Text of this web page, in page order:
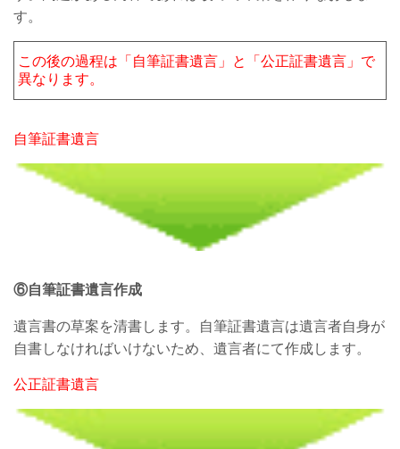
す。
この後の過程は「自筆証書遺言」と「公正証書遺言」で
異なります。
自筆証書遺言
⑥自筆証書遺言作成
遺言書の草案を清書します。自筆証書遺言は遺言者自身が
自書しなければいけないため、遺言者にて作成します。
公正証書遺言